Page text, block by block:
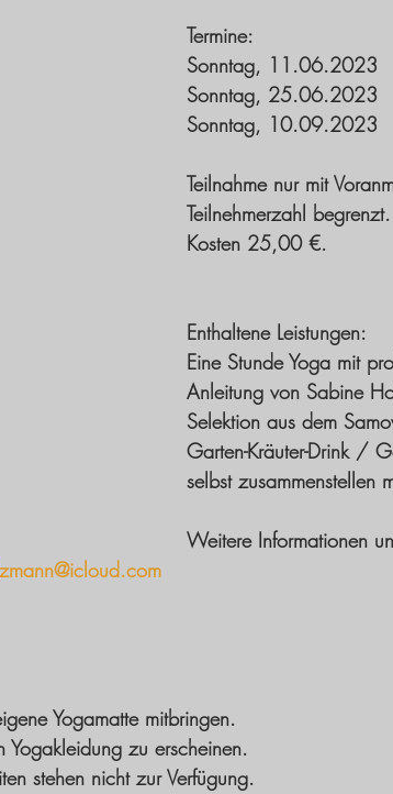
Termine:
Sonntag, 11.06.2023
Sonntag, 25.06.2023
Sonntag, 10.09.2023
Teilnahme nur mit
Teilnehmerzahl begrenzt.
Kosten 25,00 €.
Enthaltene Leistungen:
Eine Stunde Yoga mit
Anleitung von Sabine
Selektion aus dem
Garten-Kräuter-Drink /
selbst zusammenstellen
Weitere Informationen
Yogamatte mitbringen.
zu erscheinen.
stehen nicht zur Verfügung.